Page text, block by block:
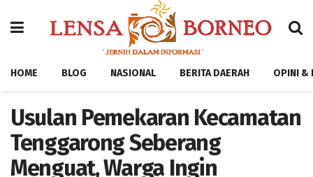
HOME BLOG NASIONAL BERITA DAERAH OPINI &
Usulan Pemekaran Kecamatan
Tenggarong Seberang
Menguat, Warga Ingin